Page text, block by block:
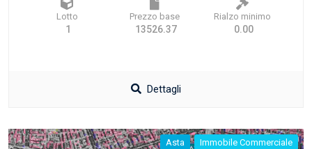
Lotto
1
Prezzo base
13526.37
Rialzo minimo
0.00
Dettagli
Asta Immobile Commerciale